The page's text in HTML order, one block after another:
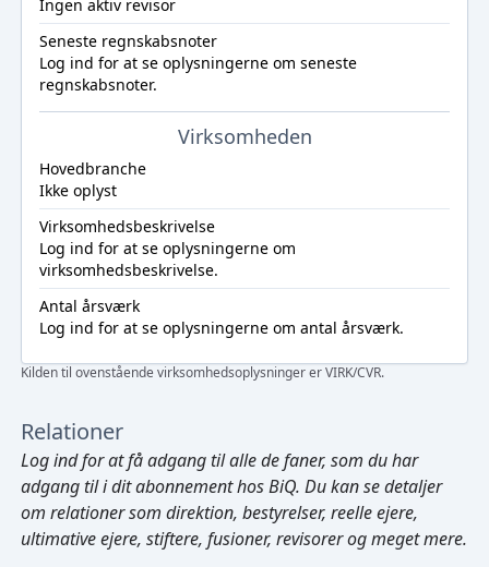
Cmd/Ctrl + K
Ingen aktiv revisor
Seneste regnskabsnoter
Log ind for at se oplysningerne om seneste
regnskabsnoter.
Virksomheden
Hovedbranche
Ikke oplyst
Virksomhedsbeskrivelse
Log ind for at se oplysningerne om
virksomhedsbeskrivelse.
Antal årsværk
Log ind for at se oplysningerne om antal årsværk.
Kilden til ovenstående virksomhedsoplysninger er VIRK/CVR.
Relationer
Log indfor at få adgang til alle de faner, som du har
adgang til i dit abonnement hos BiQ. Du kan se detaljer
om relationer som direktion, bestyrelser, reelle ejere,
ultimative ejere, stiftere, fusioner, revisorer og meget mere.